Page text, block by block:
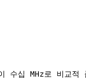
수십 MHz로 비교적